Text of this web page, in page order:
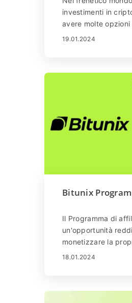
investimenti in
avere molte
digitali. Bitunix, uno
modi in cui puoi
Bitunix,
facile da usare la
19.01.2024
Bitunix
Il Programma di
un'opportunità
monetizzare la
spazio delle
18.01.2024